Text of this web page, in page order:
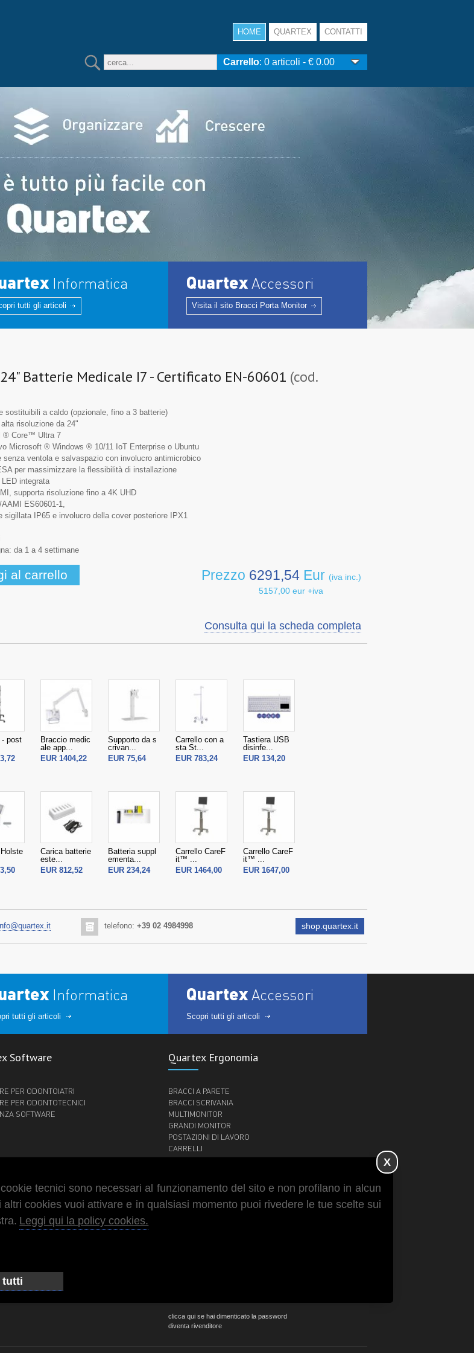
HOME QUARTEX CONTATTI
Carrello: 0 articoli - € 0.00
Informatica
tutti gli articoli
Quartex Accessori
Visita il sito Bracci Porta Monitor
24" Batterie Medicale I7 - Certificato EN-60601 (cod.
sostituibili a caldo (opzionale, fino a 3 batterie)
risoluzione da 24"
® Core™ Ultra 7
Microsoft ® Windows ® 10/11 IoT Enterprise o Ubuntu
senza ventola e salvaspazio con involucro antimicrobico
per massimizzare la flessibilità di installazione
integrata
supporta risoluzione fino a 4K UHD
ES60601-1,
sigillata IP65 e involucro della cover posteriore IPX1
da 1 a 4 settimane
Prezzo 6291,54 Eur (iva inc.)
5157,00 eur +iva
Consulta qui la scheda completa
- post
Braccio medic
ale app...
EUR 1404,22
Supporto da s
crivan...
EUR 75,64
Carrello con a
sta St...
EUR 783,24
Tastiera USB
disinfe...
EUR 134,20
Carica batterie
este...
EUR 812,52
Batteria suppl
ementa...
EUR 234,24
Carrello CareF
it™ ...
EUR 1464,00
Carrello CareF
it™ ...
EUR 1647,00
telefono: +39 02 4984998 shop.quartex.it
Informatica
tutti gli articoli
Quartex Accessori
Scopri tutti gli articoli
Software
PER ODONTOIATRI
PER ODONTOTECNICI
SOFTWARE
Quartex Ergonomia
BRACCI A PARETE
BRACCI SCRIVANIA
MULTIMONITOR
GRANDI MONITOR
POSTAZIONI DI LAVORO
CARRELLI
SUPPORTI TABLET IPAD
Area Rivenditori
clicca qui se hai dimenticato la password
diventa rivenditore
tecnici sono necessari al funzionamento del sito e non profilano in alcun
cookies vuoi attivare e in qualsiasi momento puoi rivedere le tue scelte sui
Leggi qui la policy cookies.
tutti
X